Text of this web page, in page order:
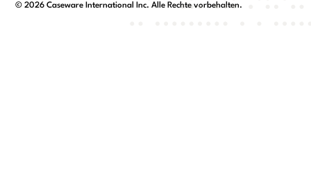
©2026 Caseware International Inc. Alle Rechte vorbehalten.
linkedinyoutube